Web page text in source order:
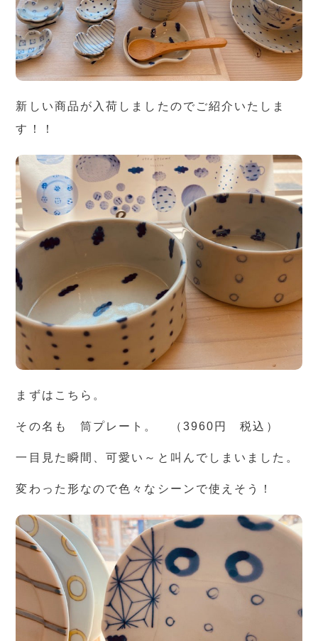
新しい商品が入荷しましたのでご紹介いたしま
す！！
まずはこちら。
その名も 筒プレート。 （3960円 税込）
一目見た瞬間、可愛い～と叫んでしまいました。
変わった形なので色々なシーンで使えそう！